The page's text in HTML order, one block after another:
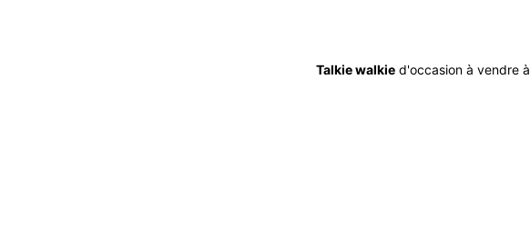
Talkie walkied'occasion à vendre à